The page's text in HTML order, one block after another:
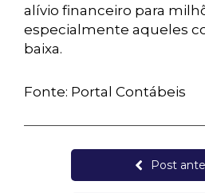
alívio financeiro para
especialmente aqueles
baixa.
Fonte: Portal Contábeis
Post